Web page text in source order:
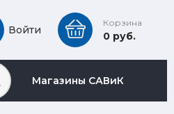
Войти
Корзина
0 руб.
Магазины САВиК